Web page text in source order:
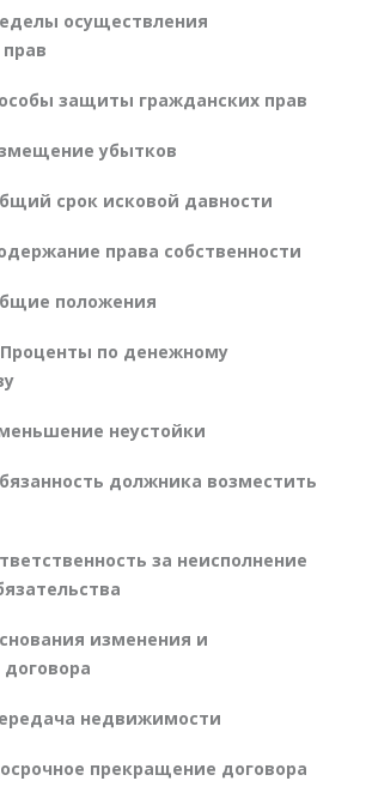
осуществления
защиты гражданских прав
убытков
срок исковой давности
права собственности
положения
Проценты по денежному
неустойки
должника возместить
за неисполнение
изменения и
недвижимости
прекращение договора